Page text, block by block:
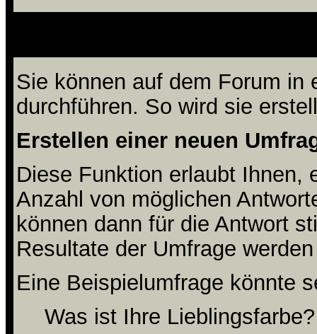
Sie können auf dem Forum in
durchführen. So wird sie
Erstellen einer neuen
Diese Funktion erlaubt Ihnen,
Anzahl von möglichen
können dann für die Antwort
Resultate der Umfrage
Eine Beispielumfrage könnte
Was ist Ihre Lieblingsfarbe?